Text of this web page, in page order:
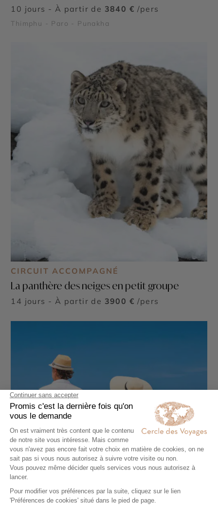
10 jours - À partir de 3840 € /pers
Thimphu - Paro - Punakha
CIRCUIT ACCOMPAGNÉ
La panthère des neiges en petit groupe
14 jours - À partir de 3900 € /pers